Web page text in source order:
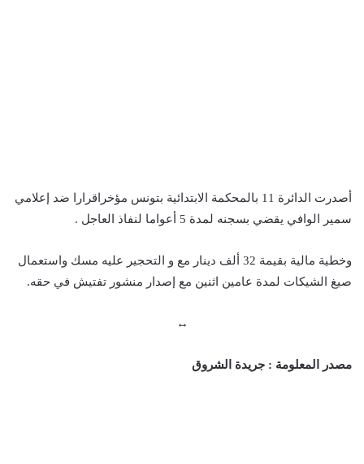
أصدرت الدائرة 11 بالمحكمة الابتدائية بتونس مؤخراقرارا ضد إعلامي
سمير الوافي يقضي بسجنه لمدة 5 أعواما لنفاذ العاجل .
وخطية مالية بقيمة 32 ألف دينار مع و التحجير عليه مسك واستعمال
صيغ الشيكات لمدة عامين اثنين مع إصدار منشور تفتيش في حقه.
↔
مصدر المعلومة : جريدة الشروق